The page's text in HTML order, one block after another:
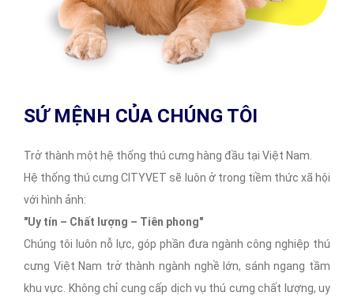
SỨ MỆNH CỦA CHÚNG TÔI
Trở thành một hệ thống thú cưng hàng đầu tại Việt Nam.
Hệ thống thú cưng CITYVET sẽ luôn ở trong tiềm thức xã hội
với hình ảnh:
"Uy tín – Chất lượng – Tiên phong"
Chúng tôi luôn nỗ lực, góp phần đưa ngành công nghiệp thú
cưng Việt Nam trở thành ngành nghề lớn, sánh ngang tầm
khu vực. Không chỉ cung cấp dịch vụ thú cưng chất lượng, uy